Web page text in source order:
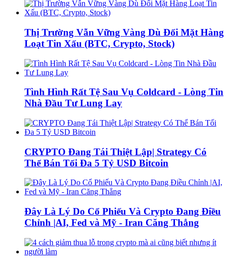
Thị Trường Vẫn Vững Vàng Dù Đối Mặt Hàng
Loạt Tin Xấu (BTC, Crypto, Stock)
Tình Hình Rất Tệ Sau Vụ Coldcard - Lòng Tin
Nhà Đầu Tư Lung Lay
CRYPTO Đang Tái Thiệt Lập| Strategy Có
Thể Bán Tối Đa 5 Tỷ USD Bitcoin
Đây Là Lý Do Cổ Phiếu Và Crypto Đang Điều
Chỉnh |AI, Fed và Mỹ - Iran Căng Thẳng